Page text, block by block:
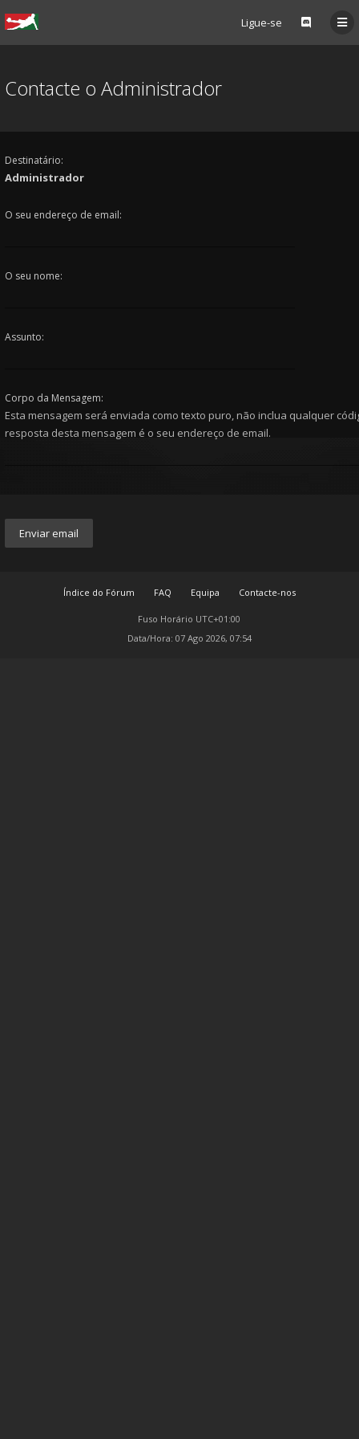
Ligue-se
Contacte o Administrador
Destinatário:
Administrador
O seu endereço de email:
O seu nome:
Assunto:
Corpo da Mensagem:
Esta mensagem será enviada como texto puro, não inclua qualquer
resposta desta mensagem é o seu endereço de email.
Índice do Fórum FAQ Equipa Contacte-nos
Fuso Horário UTC+01:00
Data/Hora: 07 Ago 2026, 07:54